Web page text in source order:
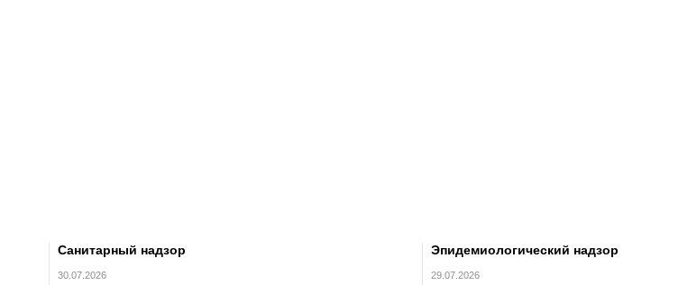
Санитарный надзор
30.07.2026
Эпидемиологический надзор
29.07.2026